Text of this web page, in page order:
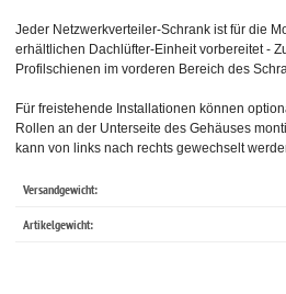
Jeder Netzwerkverteiler-Schrank ist für die
erhältlichen Dachlüfter-Einheit vorbereitet -
Profilschienen im vorderen Bereich des
Für freistehende Installationen können
Rollen an der Unterseite des Gehäuses
kann von links nach rechts gewechselt
Versandgewicht:
Artikelgewicht: